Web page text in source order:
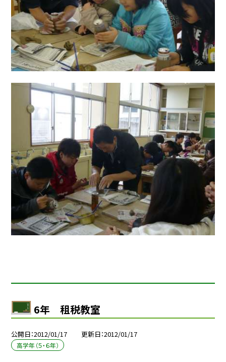
6年 租税教室
公開日 2012/01/17 更新日 2012/01/17
高学年（５・６年）